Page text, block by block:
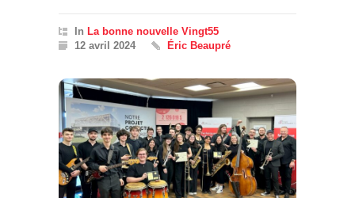
In La bonne nouvelle Vingt55
12 avril 2024
Éric Beaupré